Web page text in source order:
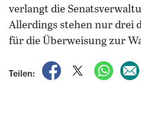
verlangt die
Allerdings stehen nur drei
für die Überweisung zur
Teilen:
auf Facebook teilen
auf X teilen
per